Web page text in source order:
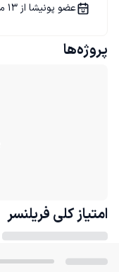
عضو پونیشا از 13 مهر 1404
پروژه‌ها
امتیاز کلی فریلنسر